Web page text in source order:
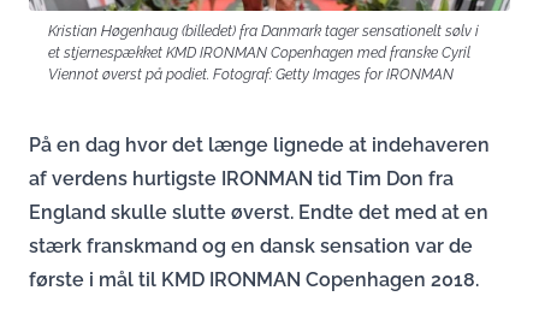
Kristian Høgenhaug (billedet) fra Danmark tager sensationelt sølv i
et stjernespækket KMD IRONMAN Copenhagen med franske Cyril
Viennot øverst på podiet. Fotograf: Getty Images for IRONMAN
På en dag hvor det længe lignede at indehaveren
af verdens hurtigste IRONMAN tid Tim Don fra
England skulle slutte øverst. Endte det med at en
stærk franskmand og en dansk sensation var de
første i mål til KMD IRONMAN Copenhagen 2018.